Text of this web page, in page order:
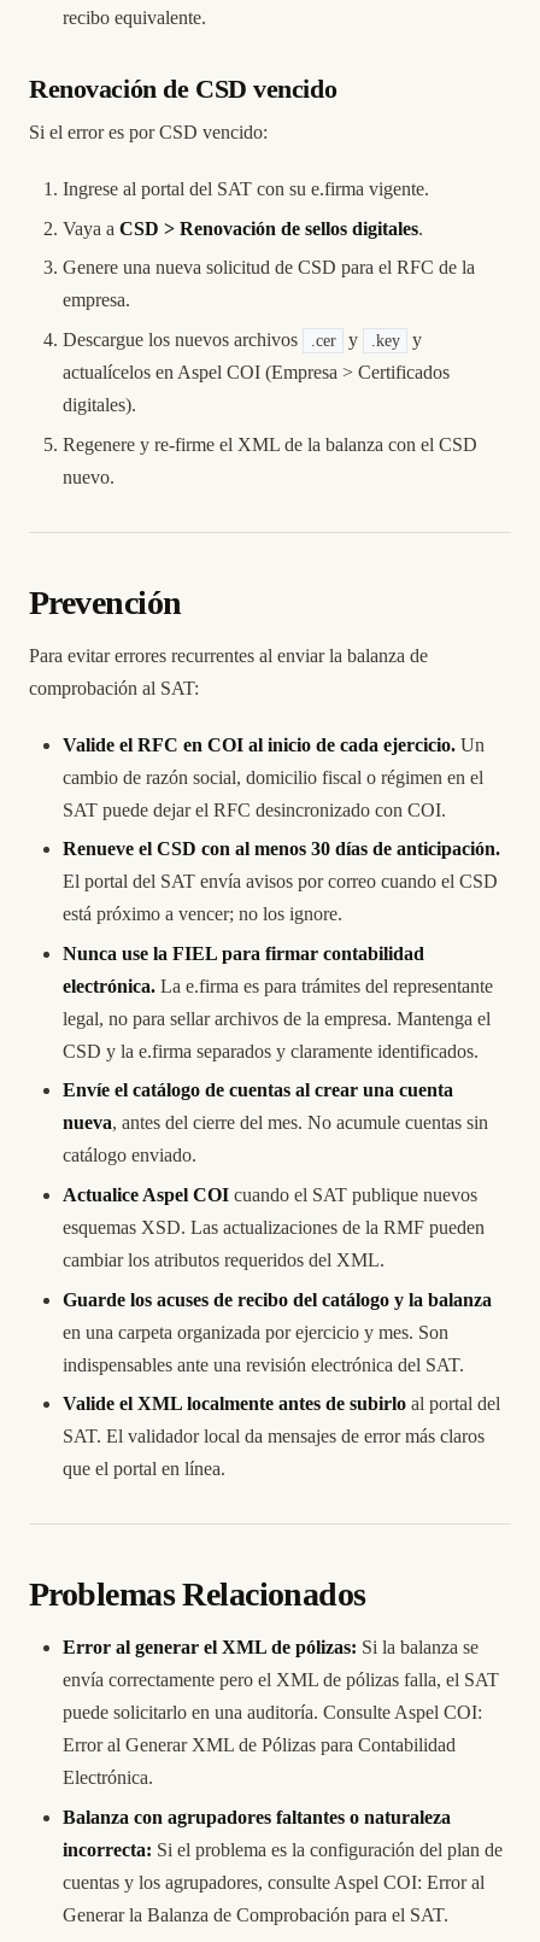
recibo equivalente.
Renovación de CSD vencido
Si el error es por CSD vencido:
Ingrese al portal del SAT con su e.firma vigente.
Vaya a CSD > Renovación de sellos digitales.
Genere una nueva solicitud de CSD para el RFC de la
empresa.
Descargue los nuevos archivos
.cer y .key
y
actualícelos en Aspel COI (Empresa > Certificados
digitales).
Regenere y re-firme el XML de la balanza con el CSD
nuevo.
Prevención
Para evitar errores recurrentes al enviar la balanza de
comprobación al SAT:
Valide el RFC en COI al inicio de cada ejercicio. Un
cambio de razón social, domicilio fiscal o régimen en el
SAT puede dejar el RFC desincronizado con COI.
Renueve el CSD con al menos 30 días de anticipación.
El portal del SAT envía avisos por correo cuando el CSD
está próximo a vencer; no los ignore.
Nunca use la FIEL para firmar contabilidad
electrónica. La e.firma es para trámites del representante
legal, no para sellar archivos de la empresa. Mantenga el
CSD y la e.firma separados y claramente identificados.
Envíe el catálogo de cuentas al crear una cuenta
nueva, antes del cierre del mes. No acumule cuentas sin
catálogo enviado.
Actualice Aspel COI cuando el SAT publique nuevos
esquemas XSD. Las actualizaciones de la RMF pueden
cambiar los atributos requeridos del XML.
Guarde los acuses de recibo del catálogo y la balanza
en una carpeta organizada por ejercicio y mes. Son
indispensables ante una revisión electrónica del SAT.
Valide el XML localmente antes de subirlo al portal del
SAT. El validador local da mensajes de error más claros
que el portal en línea.
Problemas Relacionados
Error al generar el XML de pólizas: Si la balanza se
envía correctamente pero el XML de pólizas falla, el SAT
puede solicitarlo en una auditoría. Consulte Aspel COI:
Error al Generar XML de Pólizas para Contabilidad
Electrónica.
Balanza con agrupadores faltantes o naturaleza
incorrecta: Si el problema es la configuración del plan de
cuentas y los agrupadores, consulte Aspel COI: Error al
Generar la Balanza de Comprobación para el SAT.